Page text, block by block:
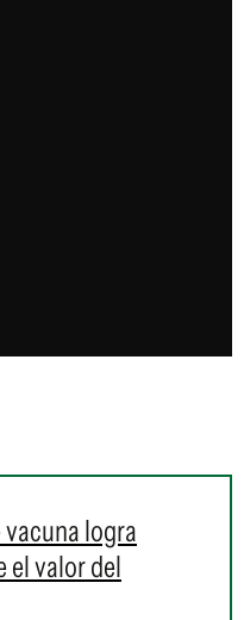
logra
el valor del